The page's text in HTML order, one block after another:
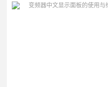
泛应用于各种场所，如商业空间...